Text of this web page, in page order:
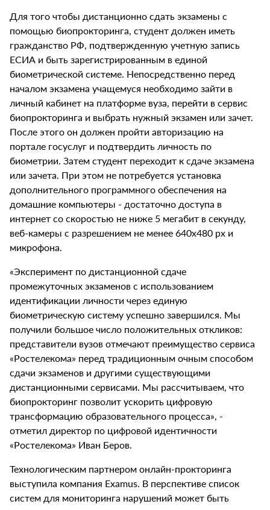
Для того чтобы дистанционно сдать экзамены с
помощью биопрокторинга, студент должен иметь
гражданство РФ, подтвержденную учетную запись
ЕСИА и быть зарегистрированным в единой
биометрической системе. Непосредственно перед
началом экзамена учащемуся необходимо зайти в
личный кабинет на платформе вуза, перейти в сервис
биопрокторинга и выбрать нужный экзамен или зачет.
После этого он должен пройти авторизацию на
портале госуслуг и подтвердить личность по
биометрии. Затем студент переходит к сдаче экзамена
или зачета. При этом не потребуется установка
дополнительного программного обеспечения на
домашние компьютеры - достаточно доступа в
интернет со скоростью не ниже 5 мегабит в секунду,
веб-камеры с разрешением не менее 640х480 px и
микрофона.
«Эксперимент по дистанционной сдаче
промежуточных экзаменов с использованием
идентификации личности через единую
биометрическую систему успешно завершился. Мы
получили большое число положительных откликов:
представители вузов отмечают преимущество сервиса
«Ростелекома» перед традиционным очным способом
сдачи экзаменов и другими существующими
дистанционными сервисами. Мы рассчитываем, что
биопрокторинг позволит ускорить цифровую
трансформацию образовательного процесса», -
отметил директор по цифровой идентичности
«Ростелекома» Иван Беров.
Технологическим партнером онлайн-прокторинга
выступила компания Examus. В перспективе список
систем для мониторинга нарушений может быть